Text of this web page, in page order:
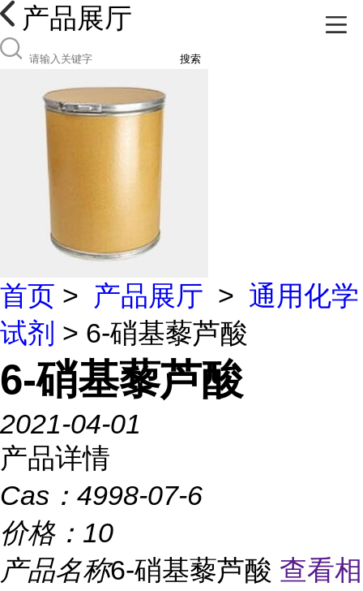
产品展厅
搜索
首页 > 产品展厅 > 通用化学
试剂 > 6-硝基藜芦酸
6-硝基藜芦酸
2021-04-01
产品详情
Cas： 4998-07-6
价格： 10
产品名称6-硝基藜芦酸 查看相